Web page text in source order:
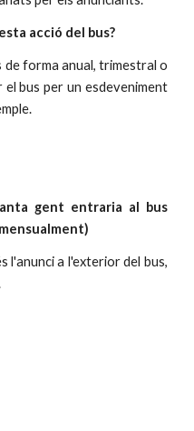
acció del bus?
de forma anual, trimestral o
bus per un esdeveniment
gent entraria al bus
l'anunci a l'exterior del bus,